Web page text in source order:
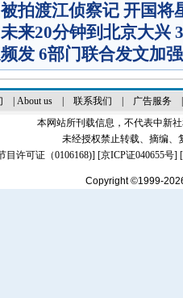
拍渡江侦察记 开国将
来20分钟到北京大兴
发 6部门联合发文加
About us| 联系我们 广告服务
本网站所刊载信息，不代表中新
未经授权禁止转载、摘编、
目许可证（0106168)] [京ICP证040655号]
Copyright ©1999-